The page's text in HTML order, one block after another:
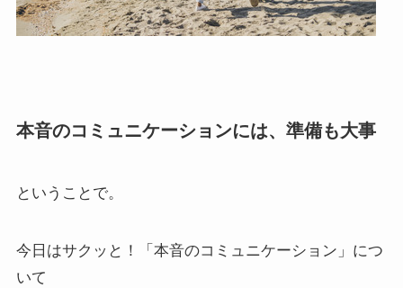
本音のコミュニケーションには、準備も大事
ということで。
今日はサクッと！「本音のコミュニケーション」につ
いて